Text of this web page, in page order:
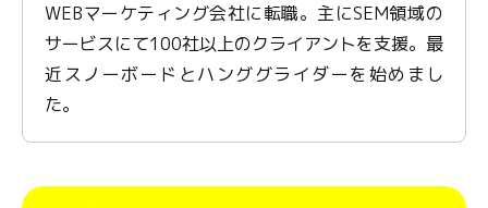
WEBマーケティング会社に転職。主にSEM領域の
サービスにて100社以上のクライアントを支援。最
近スノーボードとハンググライダーを始めまし
た。